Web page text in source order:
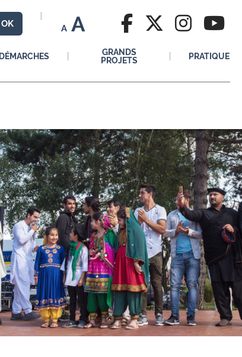
A A
DÉMARCHES
GRANDS
PROJETS
PRATIQUE